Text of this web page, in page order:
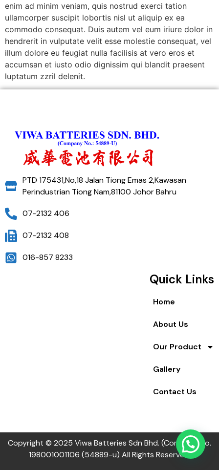
enim ad minim veniam, quis nostrud exerci tation
ullamcorper suscipit lobortis nisl ut aliquip ex ea
commodo consequat. Duis autem vel eum iriure dolor in
hendrerit in vulputate velit esse molestie consequat, vel
illum dolore eu feugiat nulla facilisis at vero eros et
accumsan et iusto odio dignissim qui blandit praesent
luptatum zzril delenit.
PTD 175431,No,18 Jalan Tiong Emas 2,Kawasan
Perindustrian Tiong Nam,81100 Johor Bahru
07-2132 406
07-2132 408
016-857 8233
Quick Links
Home
About Us
Our Product
Gallery
Contact Us
Copyright © 2025 Viwa Batteries Sdn Bhd. (Company no.
198001001106 (54889-u) All Rights Reserved.